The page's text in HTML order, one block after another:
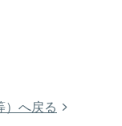
）へ戻る